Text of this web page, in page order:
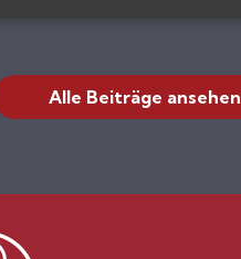
Alle Beiträge ansehen